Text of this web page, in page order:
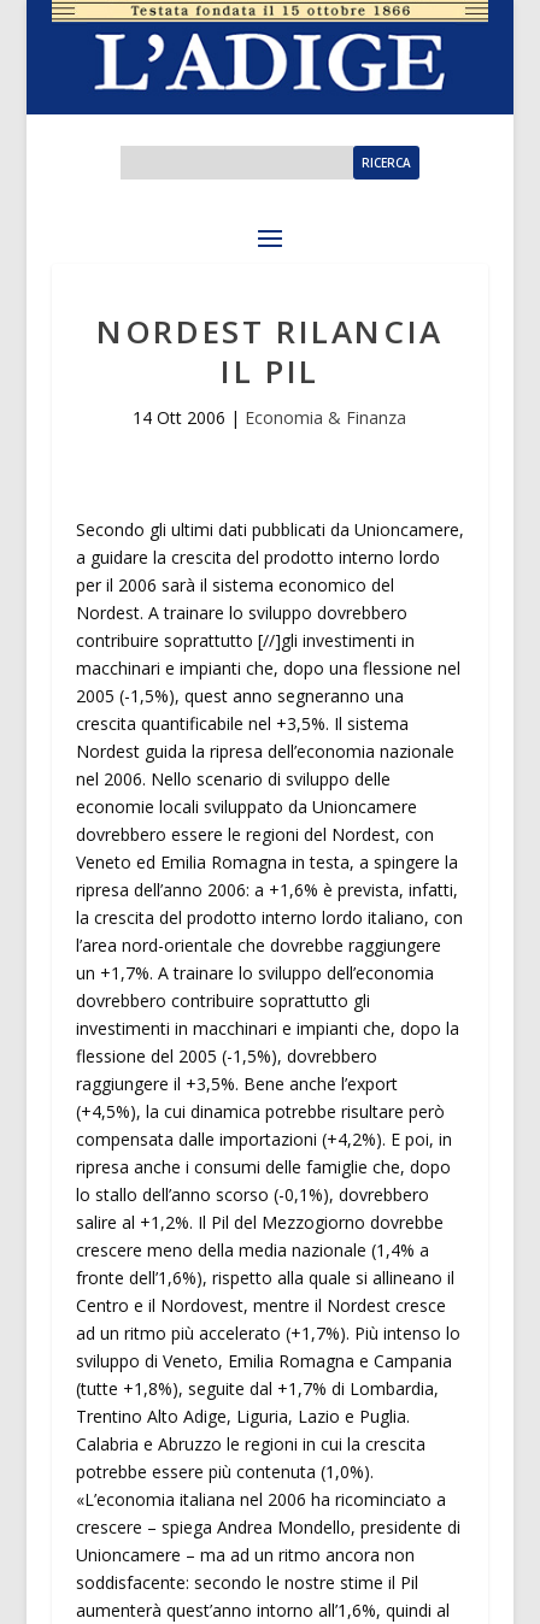
NORDEST RILANCIA
IL PIL
14 Ott 2006 | Economia & Finanza
Secondo gli ultimi dati pubblicati da Unioncamere,
a guidare la crescita del prodotto interno lordo
per il 2006 sarà il sistema economico del
Nordest. A trainare lo sviluppo dovrebbero
contribuire soprattutto [//]gli investimenti in
macchinari e impianti che, dopo una flessione nel
2005 (-1,5%), quest anno segneranno una
crescita quantificabile nel +3,5%. Il sistema
Nordest guida la ripresa dell’economia nazionale
nel 2006. Nello scenario di sviluppo delle
economie locali sviluppato da Unioncamere
dovrebbero essere le regioni del Nordest, con
Veneto ed Emilia Romagna in testa, a spingere la
ripresa dell’anno 2006: a +1,6% è prevista, infatti,
la crescita del prodotto interno lordo italiano, con
l’area nord-orientale che dovrebbe raggiungere
un +1,7%. A trainare lo sviluppo dell’economia
dovrebbero contribuire soprattutto gli
investimenti in macchinari e impianti che, dopo la
flessione del 2005 (-1,5%), dovrebbero
raggiungere il +3,5%. Bene anche l’export
(+4,5%), la cui dinamica potrebbe risultare però
compensata dalle importazioni (+4,2%). E poi, in
ripresa anche i consumi delle famiglie che, dopo
lo stallo dell’anno scorso (-0,1%), dovrebbero
salire al +1,2%. Il Pil del Mezzogiorno dovrebbe
crescere meno della media nazionale (1,4% a
fronte dell’1,6%), rispetto alla quale si allineano il
Centro e il Nordovest, mentre il Nordest cresce
ad un ritmo più accelerato (+1,7%). Più intenso lo
sviluppo di Veneto, Emilia Romagna e Campania
(tutte +1,8%), seguite dal +1,7% di Lombardia,
Trentino Alto Adige, Liguria, Lazio e Puglia.
Calabria e Abruzzo le regioni in cui la crescita
potrebbe essere più contenuta (1,0%).
«L’economia italiana nel 2006 ha ricominciato a
crescere – spiega Andrea Mondello, presidente di
Unioncamere – ma ad un ritmo ancora non
soddisfacente: secondo le nostre stime il Pil
aumenterà quest’anno intorno all’1,6%, quindi al